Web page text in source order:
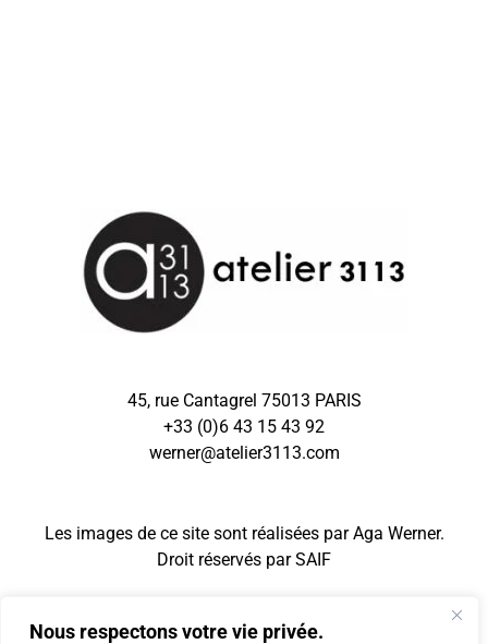
Nous respectons votre vie privée.
45, rue Cantagrel 75013 PARIS
+33 (0)6 43 15 43 92
werner@atelier3113.com
Les images de ce site sont réalisées par Aga Werner.
Droit réservés parSAIF